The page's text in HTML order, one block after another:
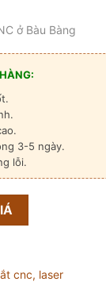
ở Bàu Bàng
3-5 ngày.
lỗi.
cnc, laser